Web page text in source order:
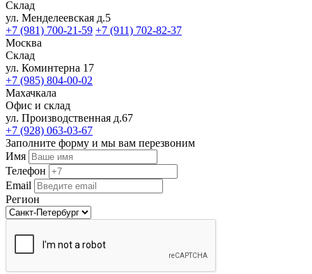
Склад
ул. Менделеевская д.5
+7 (981) 700-21-59 +7 (911) 702-82-37
Москва
Склад
ул. Коминтерна 17
+7 (985) 804-00-02
Махачкала
Офис и склад
ул. Производственная д.67
+7 (928) 063-03-67
Заполните форму и мы вам перезвоним
Имя
Телефон
Email
Регион